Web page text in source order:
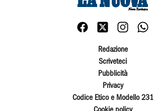
Redazione
Scriveteci
Pubblicità
Privacy
Codice Etico e Modello 231